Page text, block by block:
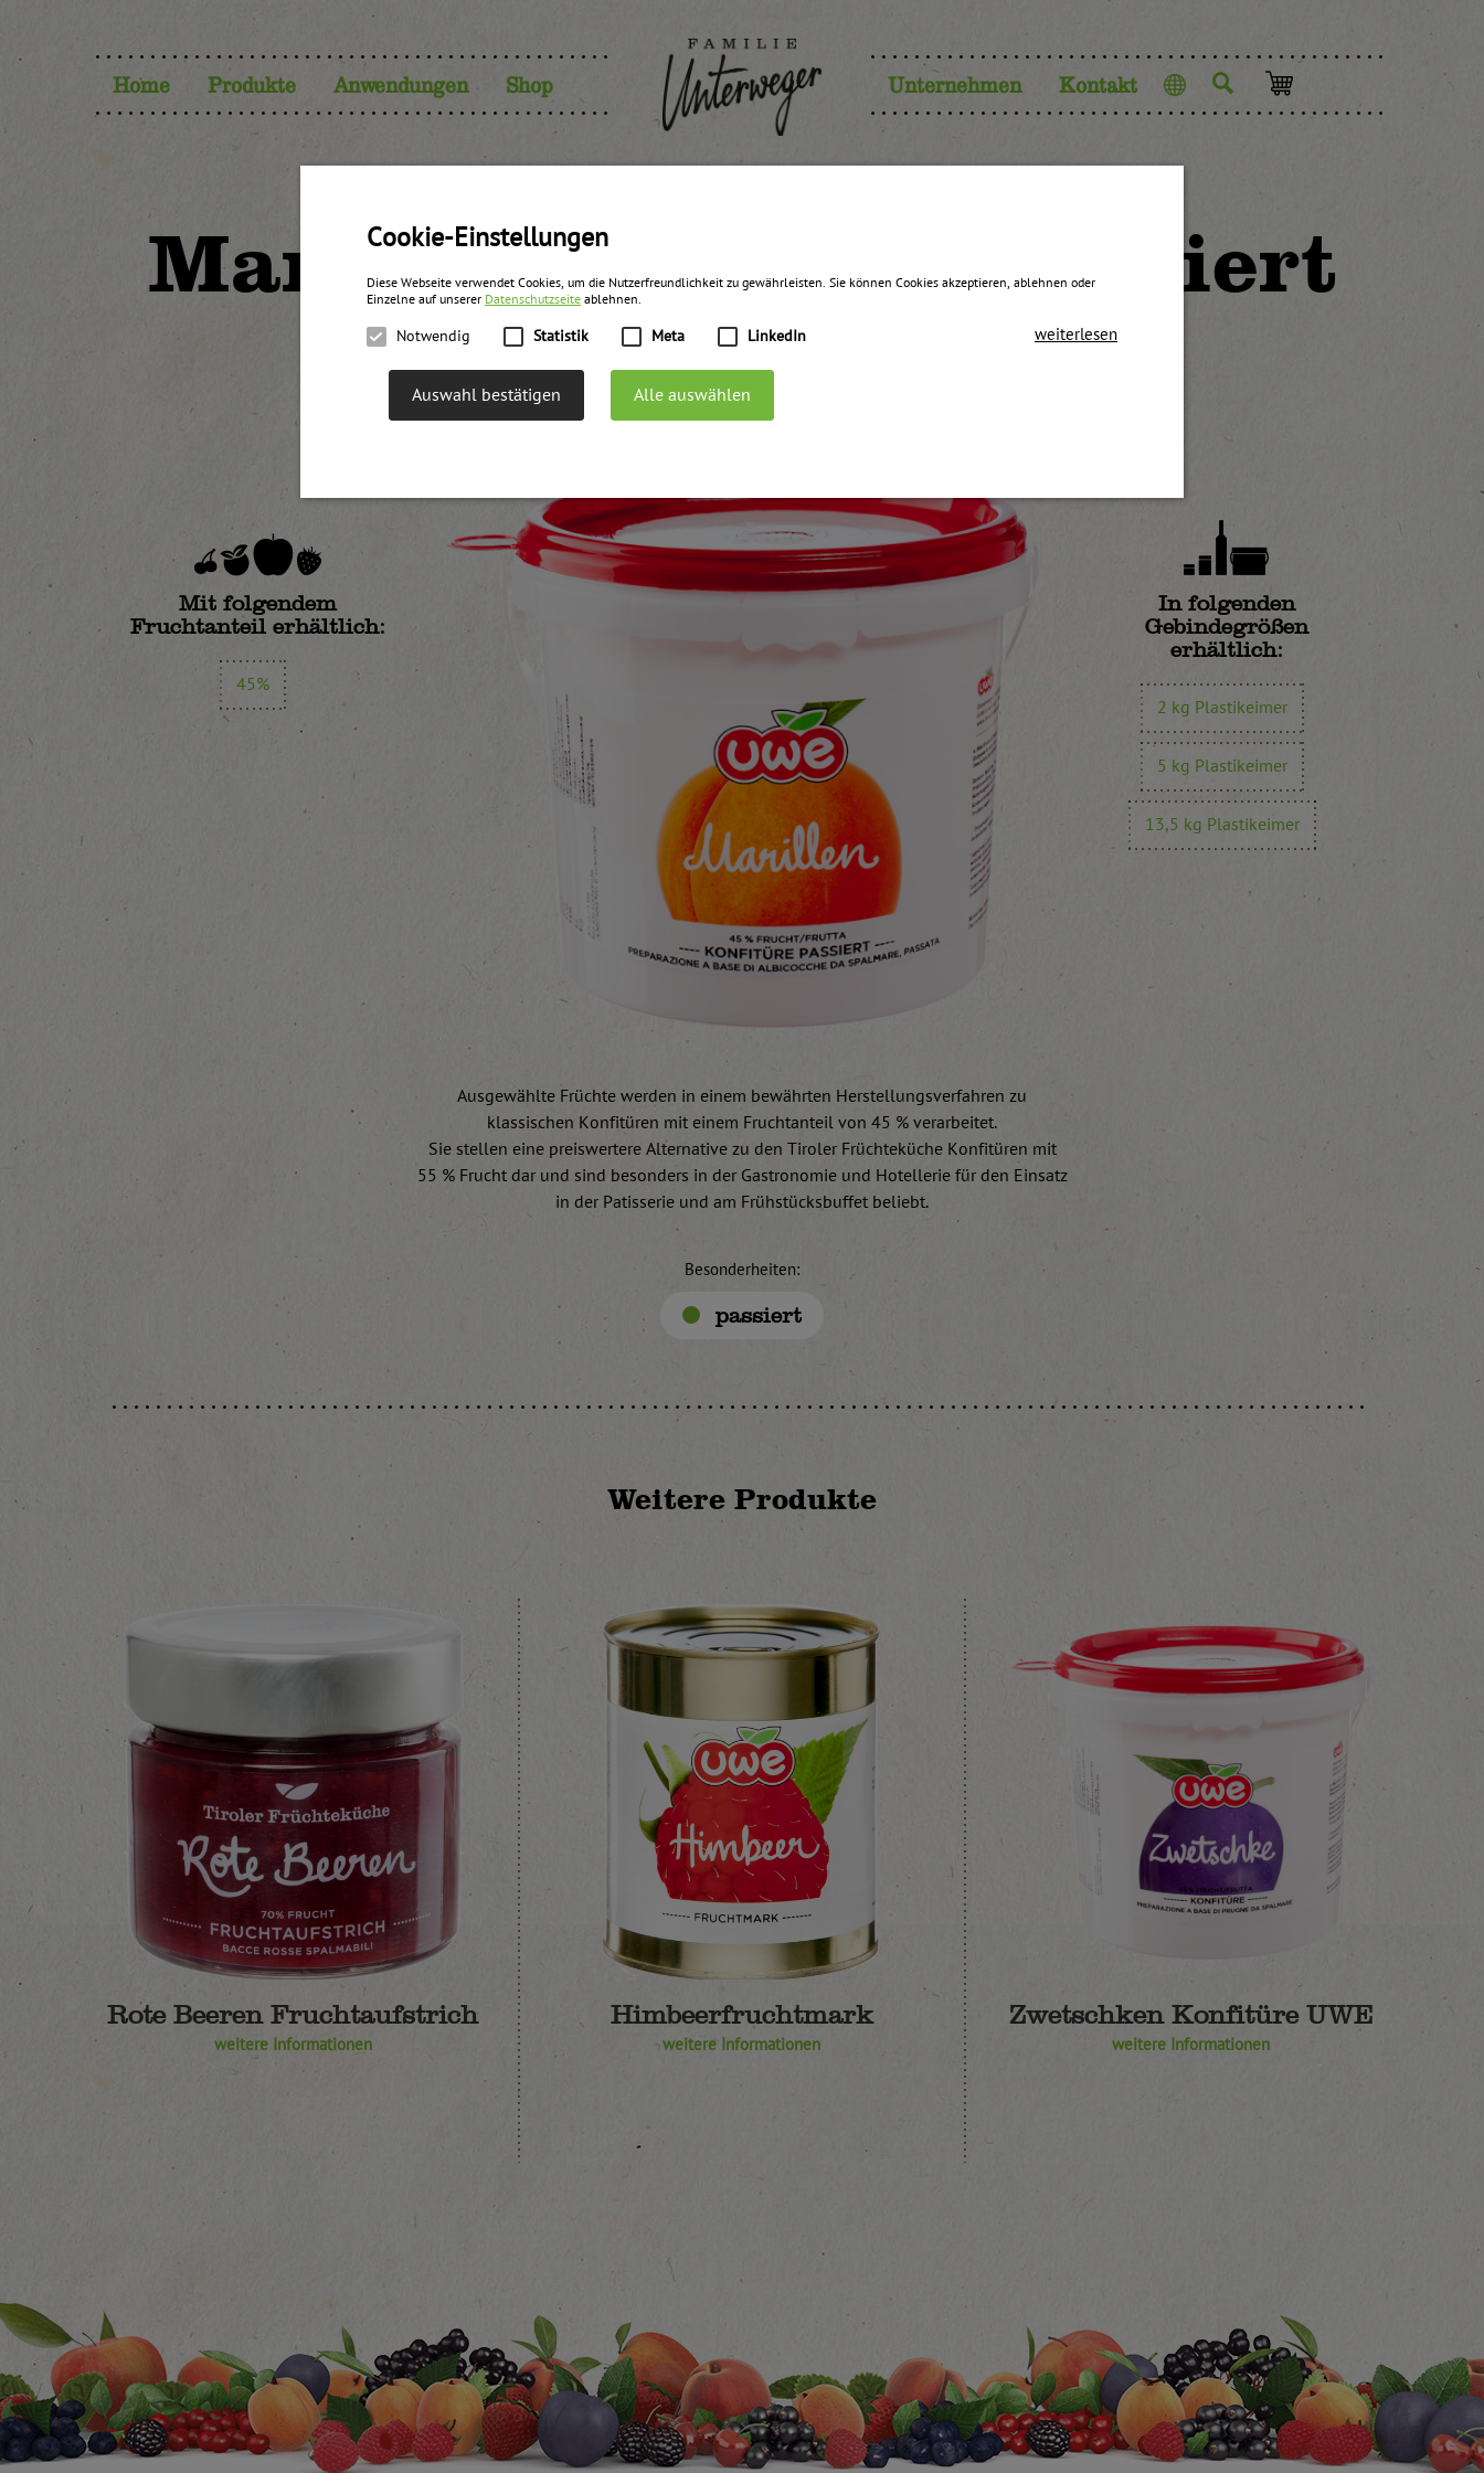
Cookie-Einstellungen
Diese Webseite verwendet Cookies, um die Nutzerfreundlichkeit zu gewährleisten. Sie können Cookies akzeptieren, ablehnen oder
Einzelne auf unserer Datenschutzseite ablehnen.
Notwendig Statistik Meta LinkedIn weiterlesen
Auswahl bestätigen Alle auswählen
Home Produkte Anwendungen Shop Unternehmen Kontakt Sprache
Marillen Konfitüre passiert
UWE
Mit folgendem
Fruchtanteil erhältlich:
45%
In folgenden
Gebindegrößen
erhältlich:
2 kg Plastikeimer
5 kg Plastikeimer
13,5 kg Plastikeimer
Ausgewählte Früchte werden in einem bewährten Herstellungsverfahren zu
klassischen Konfitüren mit einem Fruchtanteil von 45 % verarbeitet.
Sie stellen eine preiswertere Alternative zu den Tiroler Früchteküche Konfitüren mit
55 % Frucht dar und sind besonders in der Gastronomie und Hotellerie für den Einsatz
in der Patisserie und am Frühstücksbuffet beliebt.
Besonderheiten:
passiert
Weitere Produkte
Rote Beeren Fruchtaufstrich
weitere Informationen
Himbeerfruchtmark
weitere Informationen
Zwetschken Konfitüre UWE
weitere Informationen